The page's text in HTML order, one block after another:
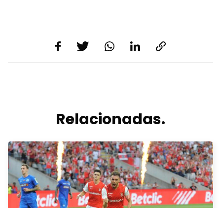
Relacionadas.